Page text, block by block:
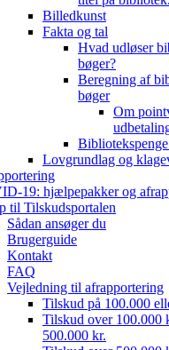
Billedkunst
Fakta og tal
Hvad udløser
bøger?
Beregning af
bøger
Om
Lovgrundlag og
19: hjælpepakker og
til Tilskudsportalen
Sådan ansøger du
Brugerguide
Kontakt
FAQ
Vejledning til afrapportering
Tilskud på 100.000
Tilskud over 100.000
500.000 kr.